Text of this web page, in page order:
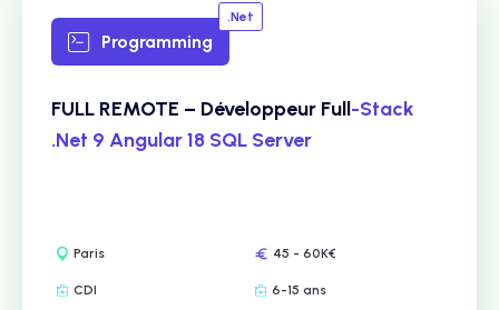
Programming
.Net
FULL REMOTE – Développeur Full-Stack
.Net 9 Angular 18 SQL Server
Paris 45 - 60K€
CDI 6-15 ans